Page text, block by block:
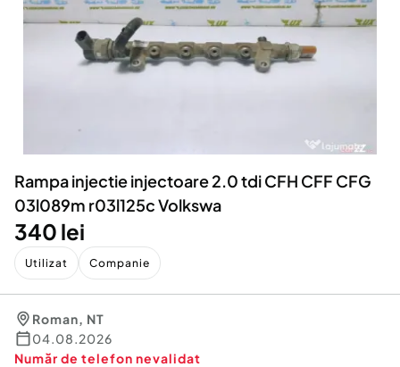
Servicii
Animale de companie
Afaceri și echipamente profesionale
Utilaje agricole si industriale
Piese auto si accesorii
Dacia Duster
Rampa injectie injectoare 2.0 tdi CFH CFF CFG
03l089m r03l125c Volkswa
340 lei
Utilizat Companie
Roman, NT
04.08.2026
Număr de telefon nevalidat